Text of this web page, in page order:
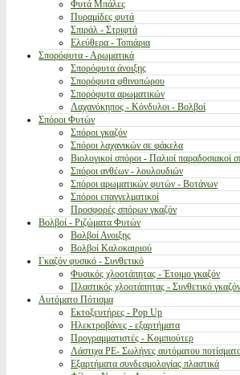
Φυτά Μπάλες
Πυραμίδες φυτά
Σπιράλ - Στριφτά
Ελεύθερα - Τοπιάρια
Σπορόφυτα - Αρωματικά
Σπορόφυτα άνοιξης
Σπορόφυτα φθινοπώρου
Σπορόφυτα αρωματικών
Λαχανόκηπος - Κόνδυλοι - Βολβοί
Σπόροι Φυτών
Σπόροι γκαζόν
Σπόροι λαχανικών σε φάκελα
Βιολογικοί σπόροι - Παλιοί παραδοσιακοί
Σπόροι ανθέων - λουλουδιών
Σπόροι αρωματικών φυτών - Βοτάνων
Σπόροι επαγγελματικοί
Προσφορές σπόρων γκαζόν
Βολβοί - Ριζώματα Φυτών
Βολβοί Ανοιξης
Βολβοί Καλοκαιριού
Γκαζόν φυσικό - Συνθετικό
Φυσικός χλοοτάπητας - Έτοιμο γκαζόν
Πλαστικός χλοοτάπητας - Συνθετικό γκαζόν
Αυτόματο Πότισμα
Εκτοξευτήρες - Pop Up
Ηλεκτροβάνες - εξαρτήματα
Προγραμματιστές - Κομπιούτερ
Λάστιχα PE- Σωλήνες αυτόματου
Εξαρτήματα συνδεσμολογίας πλαστικά